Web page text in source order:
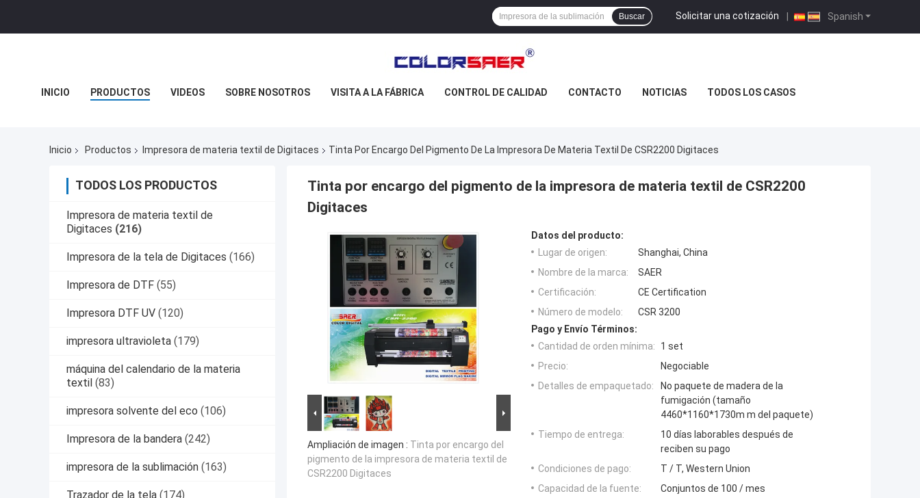
Spanish
Solicitar una cotización |
Buscar
INICIO PRODUCTOS VIDEOS SOBRE NOSOTROS VISITA A LA FÁBRICA CONTROL DE CALIDAD CONTACTO NOTICIAS TODOS LOS CASOS
Inicio Productos Impresora de materia textil de Digitaces Tinta Por Encargo Del Pigmento De La Impresora De Materia Textil De CSR2200 Digitaces
TODOS LOS PRODUCTOS
Impresora de materia textil de
Digitaces (216)
Impresora de la tela de Digitaces (166)
Impresora de DTF (55)
Impresora DTF UV (120)
impresora ultravioleta (179)
máquina del calendario de la materia
textil (83)
impresora solvente del eco (106)
Impresora de la bandera (242)
impresora de la sublimación (163)
Trazador de la tela (174)
Tinta por encargo del pigmento de la impresora de materia textil de CSR2200
Digitaces
Ampliación de imagen : Tinta por encargo del
pigmento de la impresora de materia textil de
CSR2200 Digitaces
Datos del producto:
Lugar de origen:
Shanghai, China
Nombre de la marca:
SAER
Certificación:
CE Certification
Número de modelo:
CSR 3200
Pago y Envío Términos:
Cantidad de orden mínima:
1 set
Precio:
Negociable
Detalles de empaquetado:
No paquete de madera de la
fumigación (tamaño
4460*1160*1730m m del paquete)
Tiempo de entrega:
10 días laborables después de
reciben su pago
Condiciones de pago:
T / T, Western Union
Capacidad de la fuente:
Conjuntos de 100 / mes